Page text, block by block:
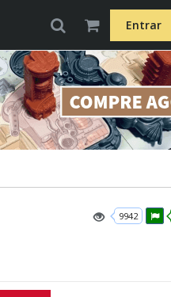
Entrar
9942